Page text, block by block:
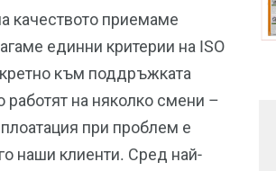
качеството приемаме
единни критерии на ISO
към поддръжката
на няколко смени –
при проблем е
наши клиенти. Сред най-